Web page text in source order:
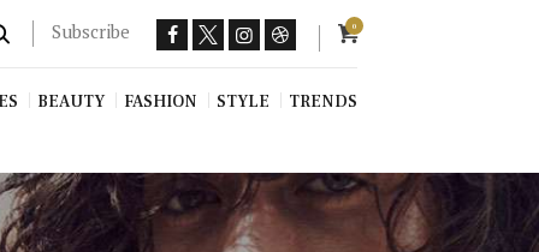
Subscribe 0
BEAUTY FASHION STYLE TRENDS